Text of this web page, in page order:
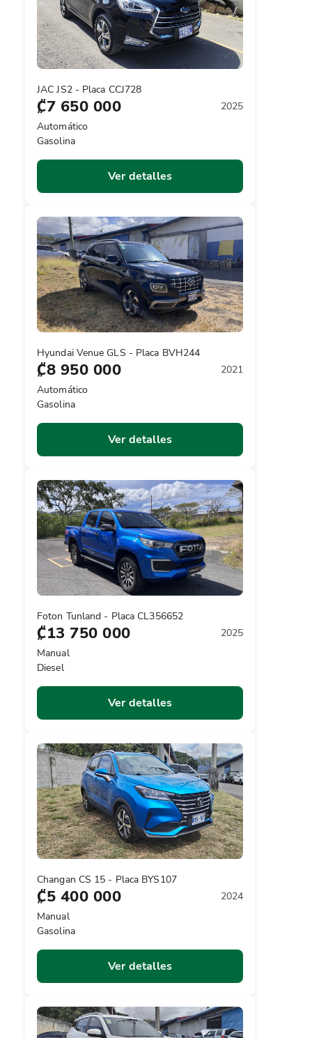
JAC JS2 - Placa CCJ728
₡7 650 000
2025
Automático
Gasolina
Ver detalles
Hyundai Venue GLS - Placa BVH244
₡8 950 000
2021
Automático
Gasolina
Ver detalles
Foton Tunland - Placa CL356652
₡13 750 000
2025
Manual
Diesel
Ver detalles
Changan CS 15 - Placa BYS107
₡5 400 000
2024
Manual
Gasolina
Ver detalles